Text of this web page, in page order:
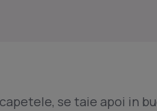
se taie apoi in